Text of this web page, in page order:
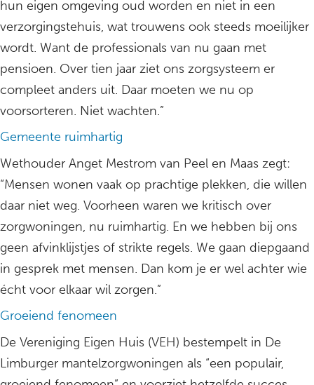
hun eigen omgeving oud worden en niet in een
verzorgingstehuis, wat trouwens ook steeds moeilijker
wordt. Want de professionals van nu gaan met
pensioen. Over tien jaar ziet ons zorgsysteem er
compleet anders uit. Daar moeten we nu op
voorsorteren. Niet wachten.”
Gemeente ruimhartig
Wethouder Anget Mestrom van Peel en Maas zegt:
“Mensen wonen vaak op prachtige plekken, die willen
daar niet weg. Voorheen waren we kritisch over
zorgwoningen, nu ruimhartig. En we hebben bij ons
geen afvinklijstjes of strikte regels. We gaan diepgaand
in gesprek met mensen. Dan kom je er wel achter wie
écht voor elkaar wil zorgen.”
Groeiend fenomeen
De Vereniging Eigen Huis (VEH) bestempelt in De
Limburger mantelzorgwoningen als “een populair,